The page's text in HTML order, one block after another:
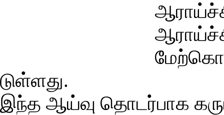
டுள்­ளது.
இந்த ஆய்வு தொடர்­பாக